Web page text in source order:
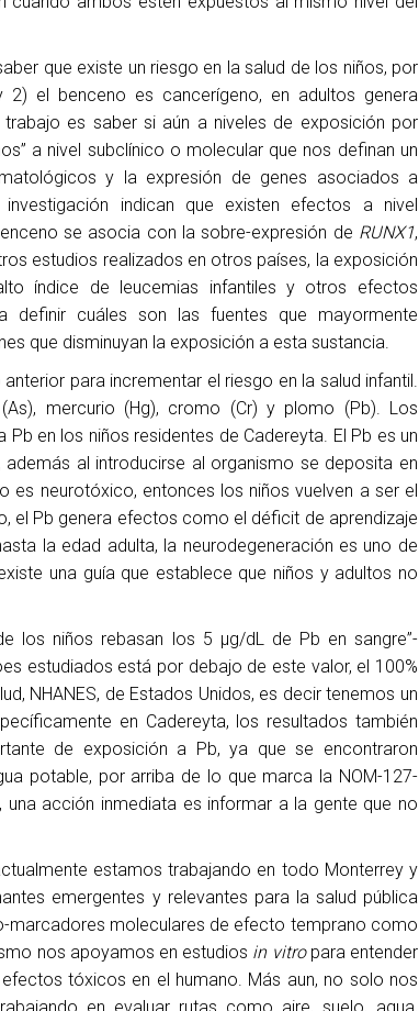
que existe un riesgo en la salud de los niños, por
el benceno es cancerígeno, en adultos genera
es saber si aún a niveles de exposición por
a nivel subclínico o molecular que nos definan un
y la expresión de genes asociados a
indican que existen efectos a nivel
se asocia con la sobre-expresión de RUNX1,
estudios realizados en otros países, la exposición
índice de leucemias infantiles y otros efectos
definir cuáles son las fuentes que mayormente
que disminuyan la exposición a esta sustancia.
para incrementar el riesgo en la salud infantil.
mercurio (Hg), cromo (Cr) y plomo (Pb). Los
en los niños residentes de Cadereyta. El Pb es un
al introducirse al organismo se deposita en
neurotóxico, entonces los niños vuelven a ser el
el Pb genera efectos como el déficit de aprendizaje
la edad adulta, la neurodegeneración es uno de
una guía que establece que niños y adultos no
los niños rebasan los 5 μg/dL de Pb en sangre”-
estudiados está por debajo de este valor, el 100%
NHANES, de Estados Unidos, es decir tenemos un
en Cadereyta, los resultados también
de exposición a Pb, ya que se encontraron
potable, por arriba de lo que marca la NOM-127-
acción inmediata es informar a la gente que no
estamos trabajando en todo Monterrey y
emergentes y relevantes para la salud pública
marcadores moleculares de efecto temprano como
nos apoyamos en estudios in vitropara entender
tóxicos en el humano. Más aun, no solo nos